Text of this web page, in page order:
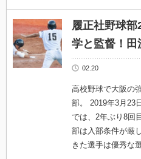
履正社野球部
学と監督！田
02.20
高校野球で大阪の
部。 2019年3月23
では、2年ぶり8回
部は入部条件が厳
きた選手は優秀な